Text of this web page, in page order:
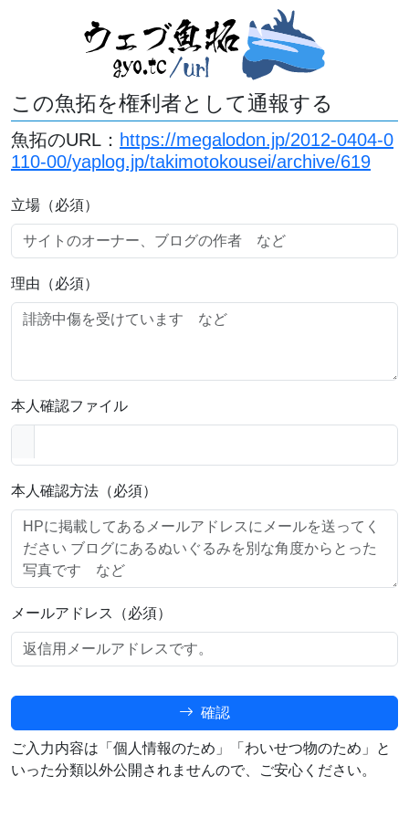
この魚拓を権利者として通報する
魚拓のURL： https://megalodon.jp/2012-0404-0
110-00/yaplog.jp/takimotokousei/archive/619
立場（必須）
理由（必須）
本人確認ファイル
本人確認方法（必須）
メールアドレス（必須）
確認
ご入力内容は「個人情報のため」「わいせつ物のため」と
いった分類以外公開されませんので、ご安心ください。